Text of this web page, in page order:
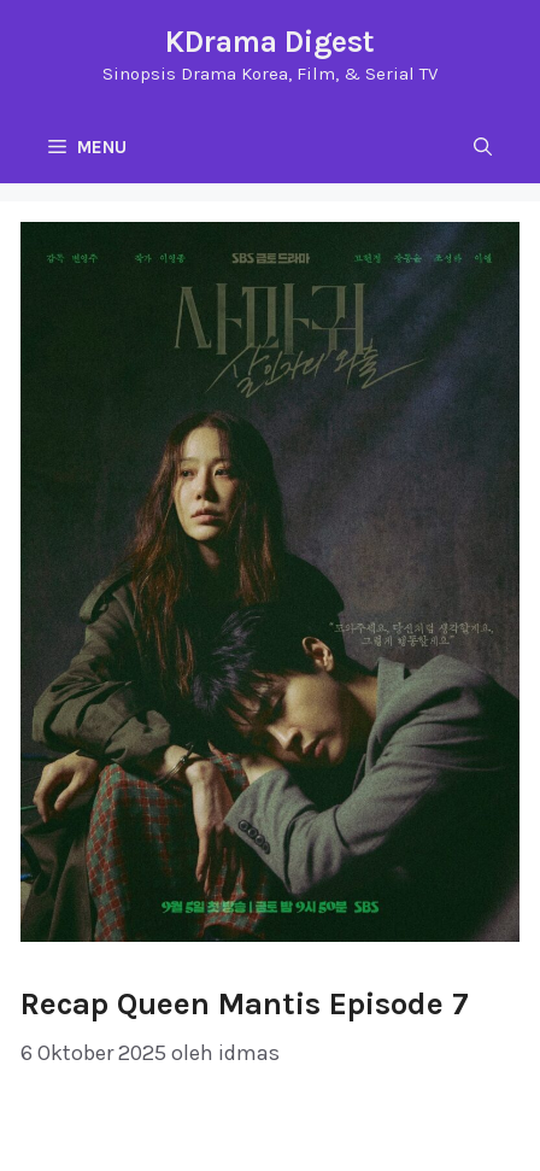
KDrama Digest
Sinopsis Drama Korea, Film, & Serial TV
MENU
Recap Queen Mantis Episode 7
6 Oktober 2025 oleh idmas